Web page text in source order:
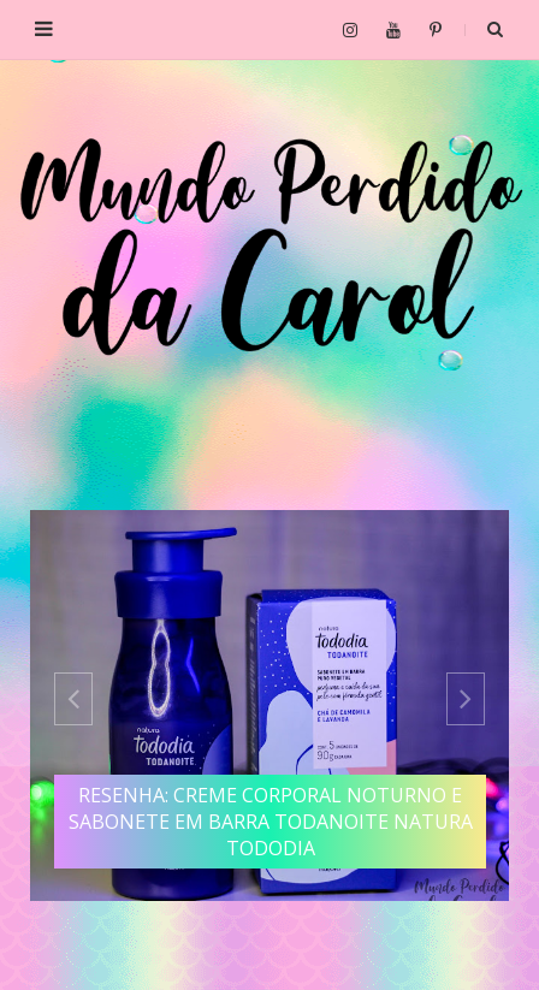
RESENHA: CREME CORPORAL NOTURNO E
SABONETE EM BARRA TODANOITE NATURA
TODODIA